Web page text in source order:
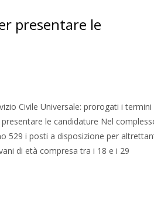
presentare le
Civile Universale: prorogati i termini
le candidature Nel
529 i posti a disposizione per
di età compresa tra i 18 e i 29